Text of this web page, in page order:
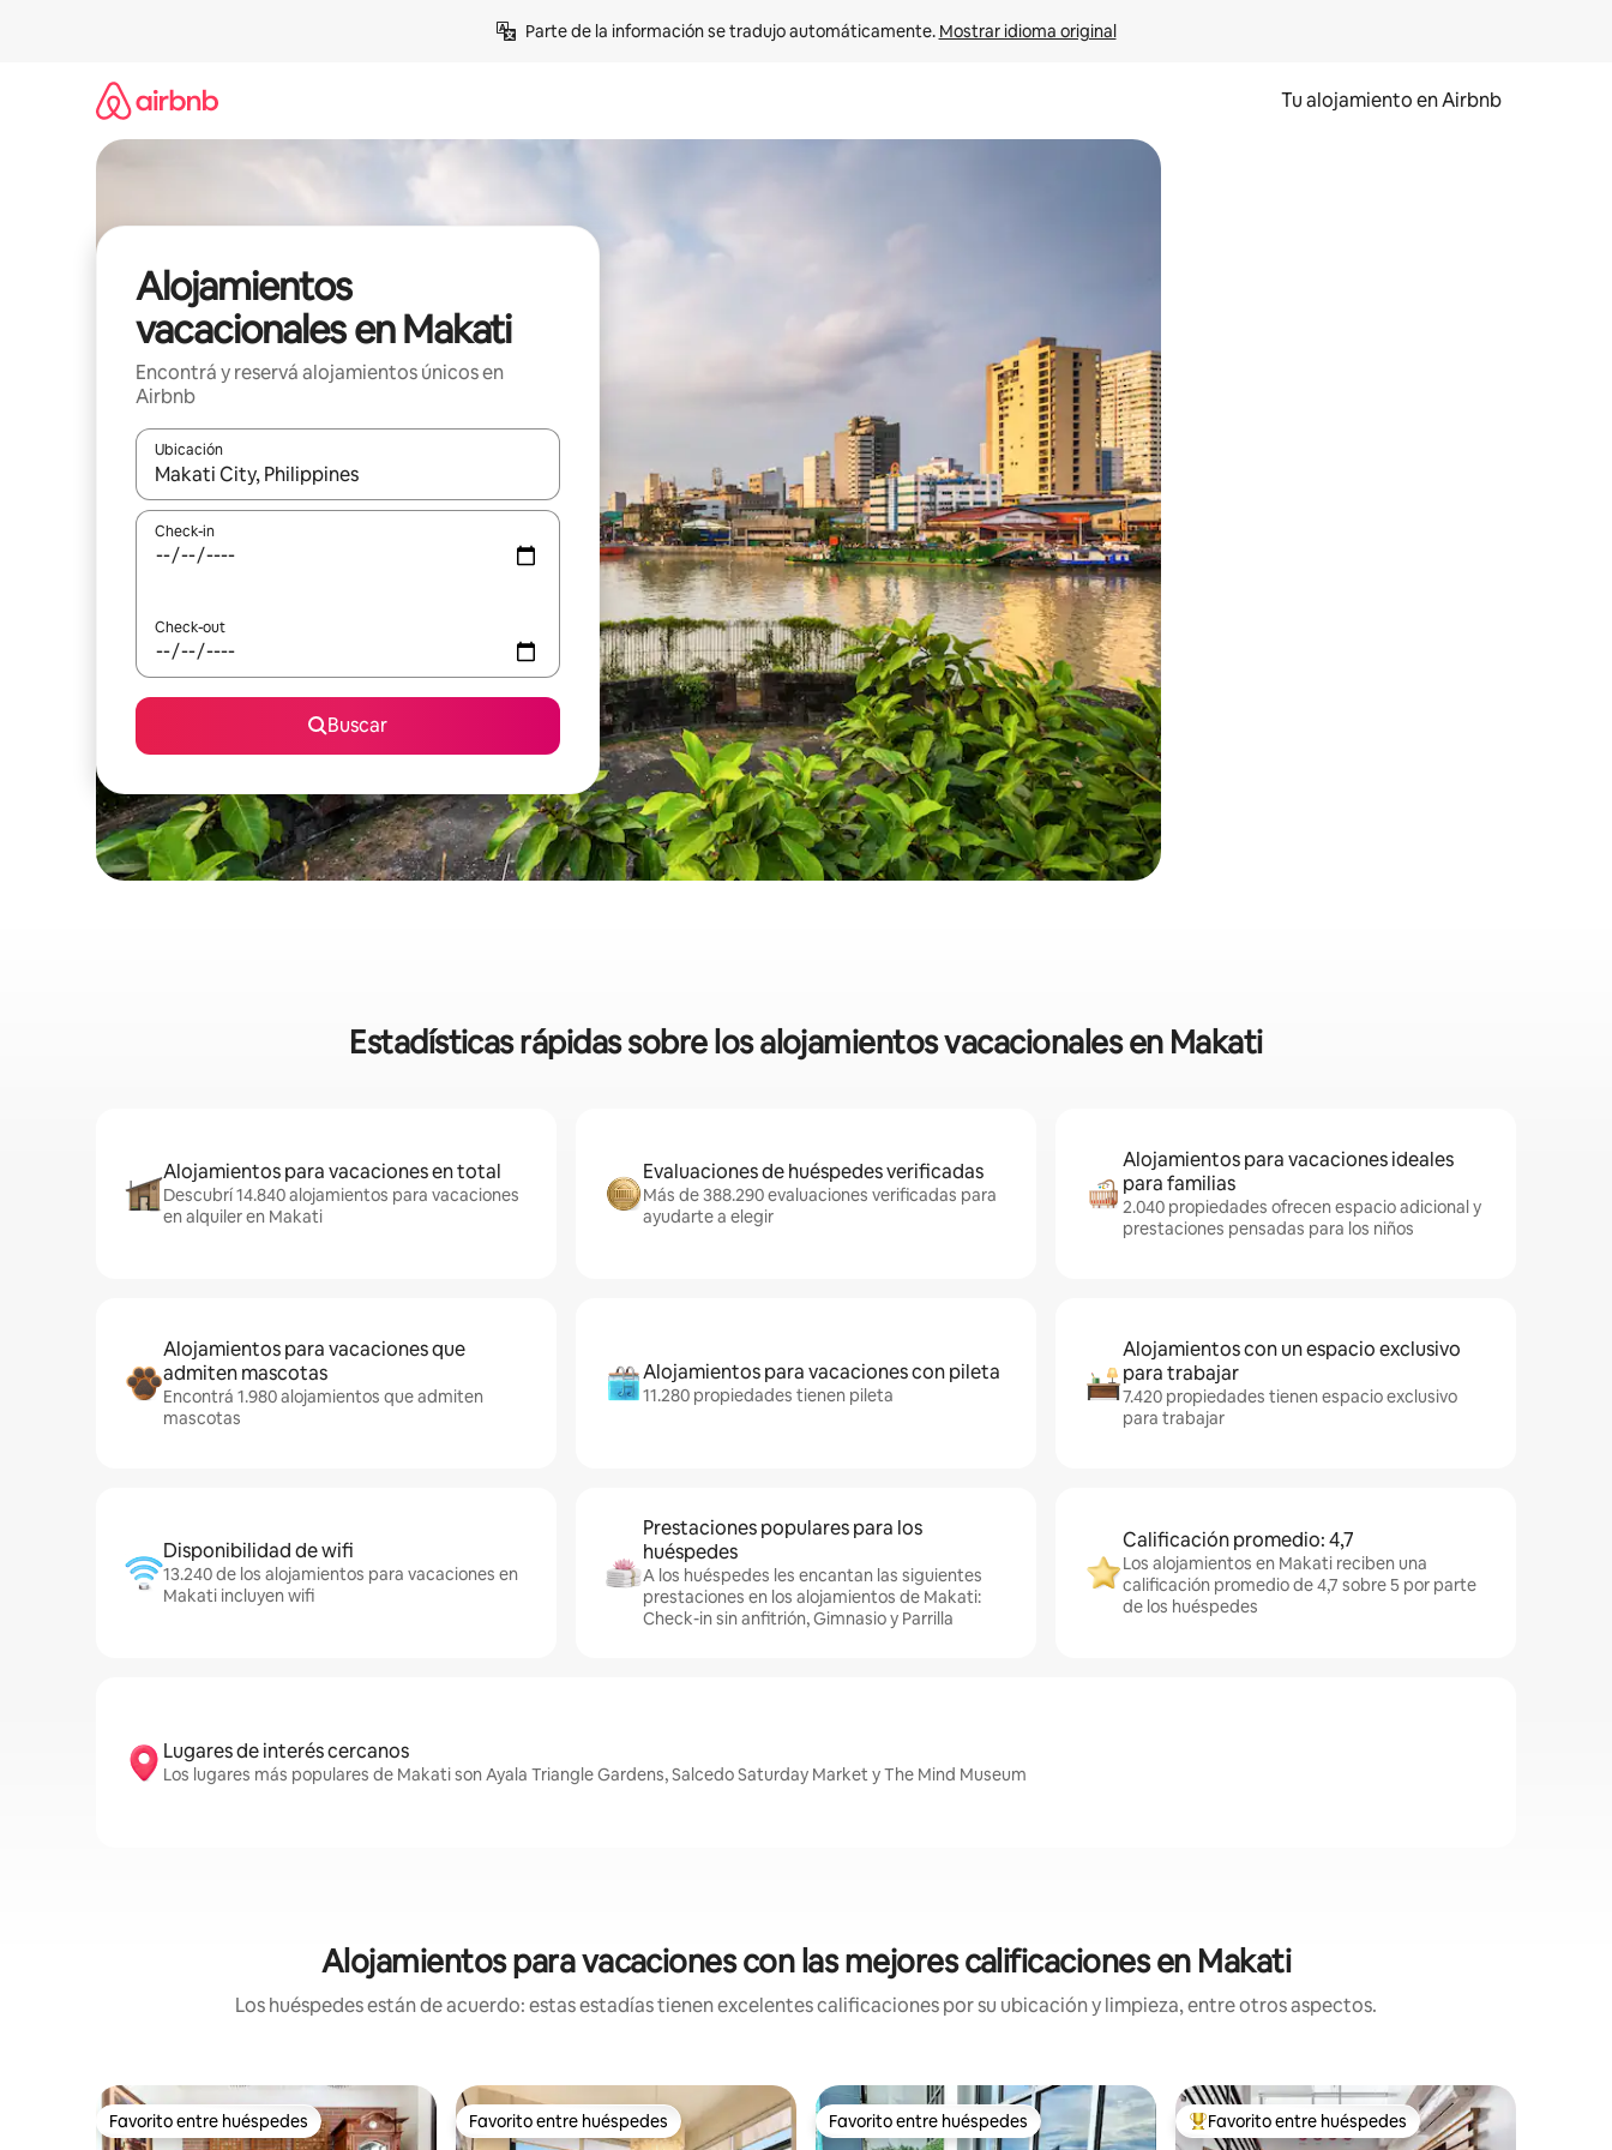
Parte de la información se tradujo automáticamente. Mostrar idioma original
Tu alojamiento en Airbnb
Alojamientos
vacacionales en Makati
Encontrá y reservá alojamientos únicos en
Airbnb
Ubicación
Cuando los resultados estén disponibles, navegá con las teclas de flecha hacia arriba y hacia abajo o explorá deslizando el dedo.
Check-in
Check-out
Buscar
Estadísticas rápidas sobre los alojamientos vacacionales en Makati
Alojamientos para vacaciones en total
Descubrí 14.840 alojamientos para vacaciones
en alquiler en Makati
Evaluaciones de huéspedes verificadas
Más de 388.290 evaluaciones verificadas para
ayudarte a elegir
Alojamientos para vacaciones ideales
para familias
2.040 propiedades ofrecen espacio adicional y
prestaciones pensadas para los niños
Alojamientos para vacaciones que
admiten mascotas
Encontrá 1.980 alojamientos que admiten
mascotas
Alojamientos para vacaciones con pileta
11.280 propiedades tienen pileta
Alojamientos con un espacio exclusivo
para trabajar
7.420 propiedades tienen espacio exclusivo
para trabajar
Disponibilidad de wifi
13.240 de los alojamientos para vacaciones en
Makati incluyen wifi
Prestaciones populares para los
huéspedes
A los huéspedes les encantan las siguientes
prestaciones en los alojamientos de Makati:
Check-in sin anfitrión, Gimnasio y Parrilla
Calificación promedio: 4,7
Los alojamientos en Makati reciben una
calificación promedio de 4,7 sobre 5 por parte
de los huéspedes
Lugares de interés cercanos
Los lugares más populares de Makati son Ayala Triangle Gardens, Salcedo Saturday Market y The Mind Museum
Alojamientos para vacaciones con las mejores calificaciones en Makati
Los huéspedes están de acuerdo: estas estadías tienen excelentes calificaciones por su ubicación y limpieza, entre otros aspectos.
Favorito entre huéspedes
Favorito entre huéspedes Favorito entre huéspedes
Favorito entre huéspedes Favorito entre huéspedes
Favorito entre huéspedes Favorito entre los huéspedes más destacados
Favorito entre huéspedes